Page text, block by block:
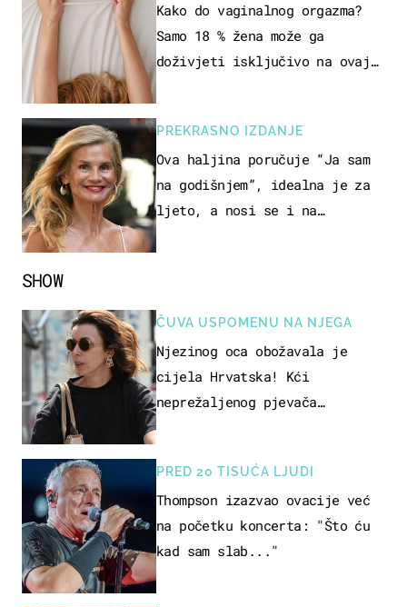
SHOW
ČUVA USPOMENU NA NJEGA
Njezinog oca obožavala je
cijela Hrvatska! Kći
neprežaljenog pjevača
PRED 20 TISUĆA LJUDI
Thompson izazvao ovacije već
na početku koncerta: "Što ću
kad sam slab..."
SEKSUALNOG ISKUSTVA
Kako do vaginalnog orgazma?
Samo 18 % žena može ga
doživjeti isključivo na ovaj
PREKRASNO IZDANJE
Ova haljina poručuje “Ja sam
na godišnjem”, idealna je za
ljeto, a nosi se i na